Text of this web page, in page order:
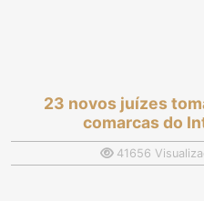
23 novos juízes
comarcas do
41656